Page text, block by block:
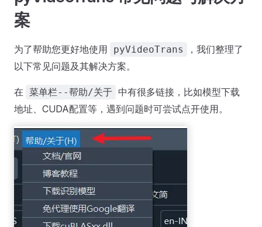
案
为了帮助您更好地使用 pyVideoTrans
，我们整理了
以下常见问题及其解决方案。
在 菜单栏--帮助/关于 中有很多链接，比如模型下载
地址、CUDA配置等，遇到问题时可尝试点开使用。